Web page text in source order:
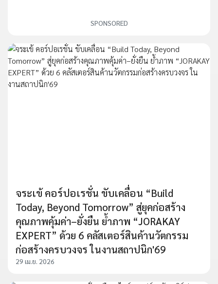
SPONSORED
จระเข้ คอร์ปอเรชั่น ขับเคลื่อน “Build
Today, Beyond Tomorrow” สู่ยุคก่อสร้าง
คุณภาพคุ้มค่า–ยั่งยืน ย้ำภาพ “JORAKAY
EXPERT” ด้วย 6 คลัสเตอร์สินค้านวัตกรรม
ก่อสร้างครบวงจร ในงานสถาปนิก'69
29 เม.ย. 2026